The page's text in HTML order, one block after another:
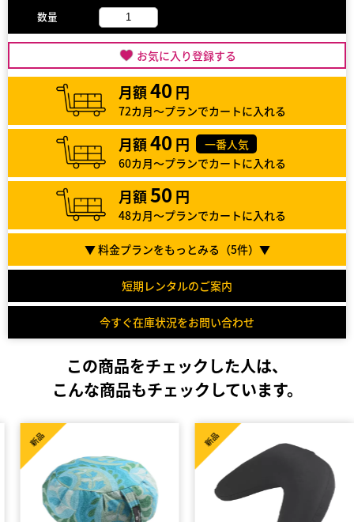
数量
お気に入り登録する
月額40 円
72カ月～プランでカートに入れる
月額40 円
一番人気
60カ月～プランでカートに入れる
月額50 円
48カ月～プランでカートに入れる
▼ 料金プランをもっとみる（5件）▼
短期レンタルのご案内
今すぐ在庫状況をお問い合わせ
この商品をチェックした人は、
こんな商品もチェックしています。
新品 新品